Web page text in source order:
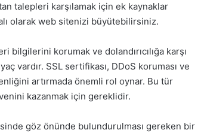
talepleri karşılamak için ek kaynaklar
olarak web sitenizi büyütebilirsiniz.
korumak ve dolandırıcılığa karşı
vardır. SSL sertifikası, DDoS koruması ve
artırmada önemli rol oynar. Bu tür
kazanmak için gereklidir.
göz önünde bulundurulması gereken bir